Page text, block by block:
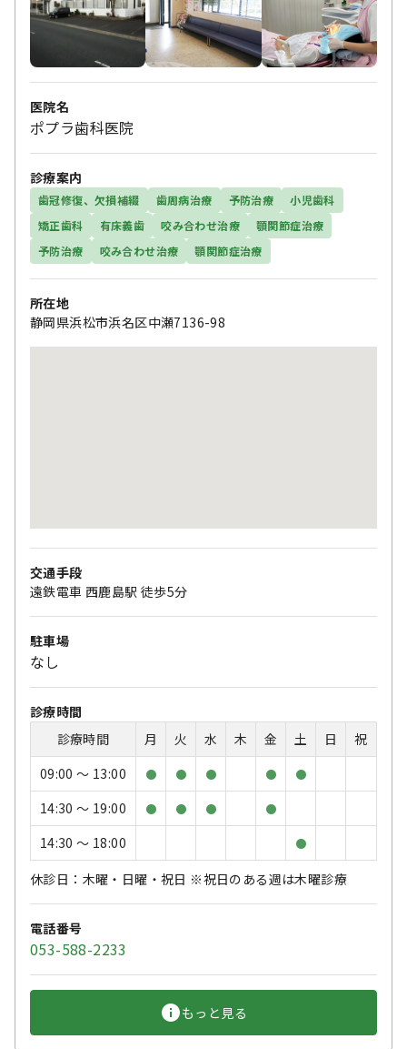
医院名
ポプラ歯科医院
診療案内
歯冠修復、欠損補綴 歯周病治療 予防治療
小児歯科
矯正歯科
有床義歯 咬み合わせ治療
顎関節症治療
予防治療
咬み合わせ治療 顎関節症治療
所在地
静岡県浜松市浜名区中瀬7136-98
交通手段
遠鉄電車 西鹿島駅 徒歩5分
駐車場
なし
診療時間
診療時間
月 火 水 木 金 土 日
祝
09:00 〜 13:00
● ● ● ● ●
14:30 〜 19:00 ● ● ● ●
14:30 〜 18:00 ●
休診日：木曜・日曜・祝日 ※祝日のある週は木曜診療
電話番号
053-588-2233
もっと見る